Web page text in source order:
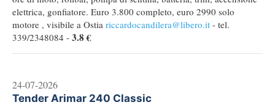
elettrica, gonfiatore. Euro 3.800 completo, euro 2990 solo
motore , visibile a Ostia riccardocandilera@libero.it - tel.
339/2348084 - 3.8 €
24-07-2026
Tender Arimar 240 Classic